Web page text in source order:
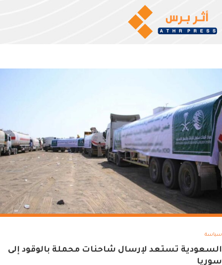
سياسة
السعودية تستعد لإرسال شاحنات محملة بالوقود إلى
سوريا